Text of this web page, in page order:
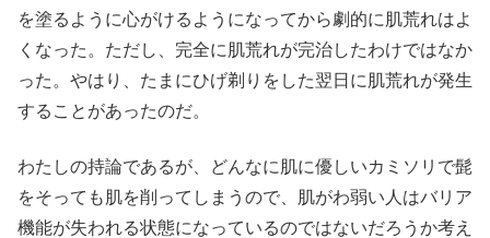
を塗るように心がけるようになってから劇的に肌荒れはよ
くなった。ただし、完全に肌荒れが完治したわけではなか
った。やはり、たまにひげ剃りをした翌日に肌荒れが発生
することがあったのだ。
わたしの持論であるが、どんなに肌に優しいカミソリで髭
をそっても肌を削ってしまうので、肌がわ弱い人はバリア
機能が失われる状態になっているのではないだろうか考え